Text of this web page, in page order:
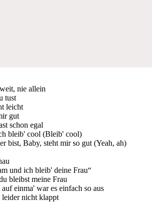
nie allein
tust
leicht
gut
schon egal
bleib' cool (Bleib' cool)
bist, Baby, steht mir so gut (Yeah, ah)
und ich bleib' deine Frau“
bleibst meine Frau
einma' war es einfach so aus
leider nicht klappt